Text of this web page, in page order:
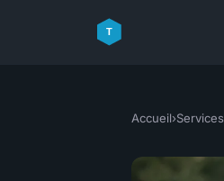
Accueil›Services